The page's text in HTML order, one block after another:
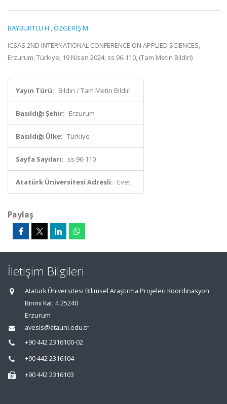
BAYBURTLU H.,ÖZGERİŞ M.
ICSAS 2ND INTERNATIONAL CONFERENCE ON APPLIED SCIENCES,
Erzurum, Türkiye, 19 Nisan 2024, ss.96-110, (Tam Metin Bildiri)
Yayın Türü: Bildiri / Tam Metin Bildiri
Basıldığı Şehir: Erzurum
Basıldığı Ülke: Türkiye
Sayfa Sayıları: ss.96-110
Atatürk Üniversitesi Adresli: Evet
Paylaş
İletişim Bilgileri
Atatürk Üniversitesi Bilimsel Araştırma Projeleri Koordinasyon
Birimi Kat: 4 25240
Erzurum
avesis@atauni.edu.tr
+90 442 2316100-02
+90 442 2316104
+90 442 2316103